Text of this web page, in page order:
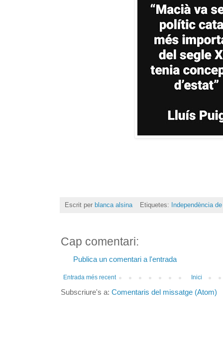
Escrit per blanca alsina Etiquetes: Independència
Cap comentari:
Publica un comentari a l'entrada
Entrada més recent Inici
Subscriure's a: Comentaris del missatge (Atom)